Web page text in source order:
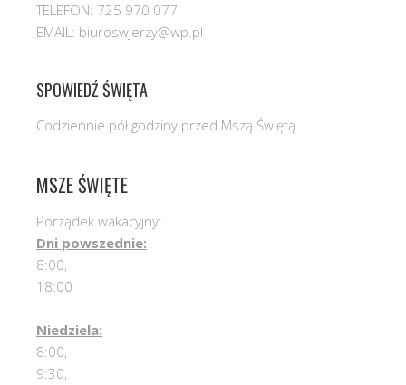
TELEFON: 725 970 077
EMAIL: biuroswjerzy@wp.pl
SPOWIEDŹ ŚWIĘTA
Codziennie pół godziny przed Mszą Świętą.
MSZE ŚWIĘTE
Porządek wakacyjny:
Dni powszednie:
8:00,
18:00
Niedziela:
8:00,
9:30,